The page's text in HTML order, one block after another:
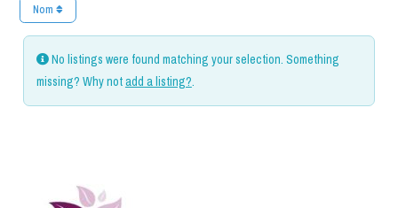
Nom
No listings were found matching your selection. Something
missing? Why notadd a listing?.